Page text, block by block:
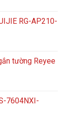
RG-AP210-
tường Reyee
7604NXI-